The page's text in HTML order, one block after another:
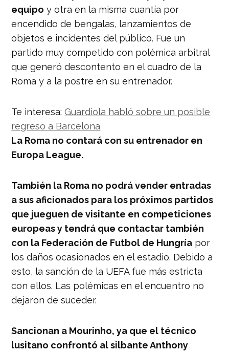
equipo y otra en la misma cuantía por
encendido de bengalas, lanzamientos de
objetos e incidentes del público. Fue un
partido muy competido con polémica arbitral
que generó descontento en el cuadro de la
Roma y a la postre en su entrenador.
Te interesa:Guardiola habló sobre un posible
regreso a Barcelona
La Roma no contará con su entrenador en
Europa League.
También la Roma no podrá vender entradas
a sus aficionados para los próximos partidos
que jueguen de visitante en competiciones
europeas y tendrá que contactar también
con la Federación de Futbol de Hungría por
los daños ocasionados en el estadio. Debido a
esto, la sanción de la UEFA fue más estricta
con ellos. Las polémicas en el encuentro no
dejaron de suceder.
Sancionan a Mourinho, ya que el técnico
lusitano confrontó al silbante Anthony